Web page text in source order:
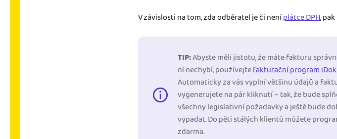
V závislosti na tom, zda odběratel je či neníplátce DPH,
TIP:Abyste měli jistotu, že máte fakturu
ní nechybí, používejtefakturační program
Automaticky za vás vyplní většinu údajů a
vygenerujete na pár kliknutí – tak, že bude
všechny legislativní požadavky a ještě bude
vypadat. Do pěti stálých klientů můžete
zdarma.